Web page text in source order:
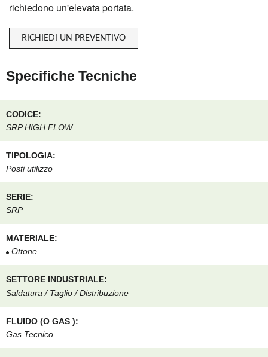
richiedono un'elevata portata.
RICHIEDI UN PREVENTIVO
Specifiche Tecniche
CODICE:
SRP HIGH FLOW
TIPOLOGIA:
Posti utilizzo
SERIE:
SRP
MATERIALE:
Ottone
SETTORE INDUSTRIALE:
Saldatura / Taglio / Distribuzione
FLUIDO (O GAS ):
Gas Tecnico